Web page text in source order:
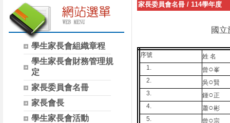
學生家長會組織章程
學生家長會財務管理規
定
家長委員會名冊
家長會長
學生家長會活動
家長委員會名冊 / 114學年度
國立
序號
姓 名
1.
曾○峯
2.
吳○賢
3.
鍾○正
4.
蕭○彬
5.
曾○宗